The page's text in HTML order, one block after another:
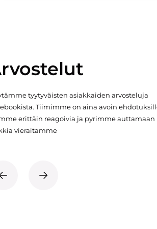
tyytyväisten asiakkaiden arvosteluja
Tiimimme on aina avoin
erittäin reagoivia ja pyrimme auttamaan
vieraitamme